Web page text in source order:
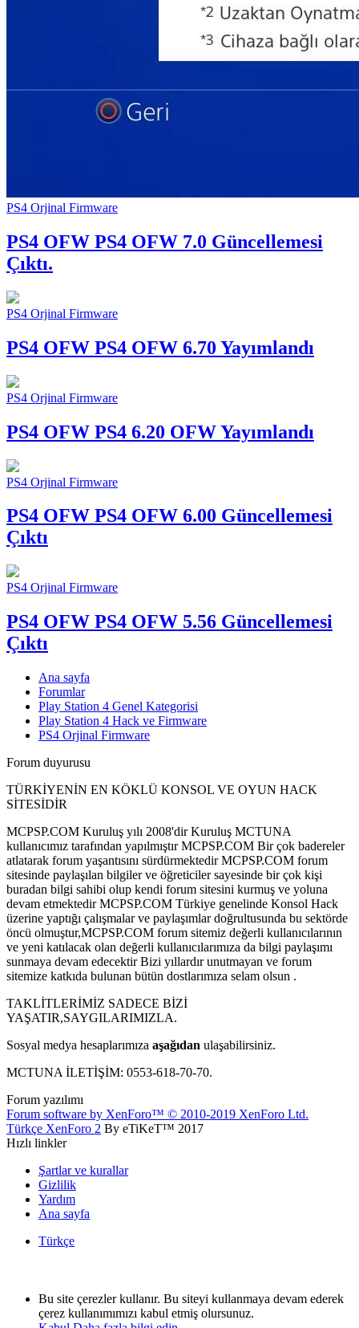
PS4 Orjinal Firmware
PS4 OFW PS4 OFW 7.0 Güncellemesi
Çıktı.
PS4 Orjinal Firmware
PS4 OFW PS4 OFW 6.70 Yayımlandı
PS4 Orjinal Firmware
PS4 OFW PS4 6.20 OFW Yayımlandı
PS4 Orjinal Firmware
PS4 OFW PS4 OFW 6.00 Güncellemesi
Çıktı
PS4 Orjinal Firmware
PS4 OFW PS4 OFW 5.56 Güncellemesi
Çıktı
Ana sayfa
Forumlar
Play Station 4 Genel Kategorisi
Play Station 4 Hack ve Firmware
PS4 Orjinal Firmware
Forum duyurusu
TÜRKİYENİN EN KÖKLÜ KONSOL VE OYUN HACK
SİTESİDİR
MCPSP.COM Kuruluş yılı 2008'dir Kuruluş MCTUNA
kullanıcımız tarafından yapılmıştır MCPSP.COM Bir çok badereler
atlatarak forum yaşantısını sürdürmektedir MCPSP.COM forum
sitesinde paylaşılan bilgiler ve öğreticiler sayesinde bir çok kişi
buradan bilgi sahibi olup kendi forum sitesini kurmuş ve yoluna
devam etmektedir MCPSP.COM Türkiye genelinde Konsol Hack
üzerine yaptığı çalışmalar ve paylaşımlar doğrultusunda bu sektörde
öncü olmuştur,MCPSP.COM forum sitemiz değerli kullanıcılarının
ve yeni katılacak olan değerli kullanıcılarımıza da bilgi paylaşımı
sunmaya devam edecektir Bizi yıllardır unutmayan ve forum
sitemize katkıda bulunan bütün dostlarımıza selam olsun .
TAKLİTLERİMİZ SADECE BİZİ
YAŞATIR,SAYGILARIMIZLA.
Sosyal medya hesaplarımıza aşağıdan ulaşabilirsiniz.
MCTUNA İLETİŞİM: 0553-618-70-70.
Forum yazılımı
Forum software by XenForo™ © 2010-2019 XenForo Ltd.
Türkçe XenForo 2 By eTiKeT™ 2017
Hızlı linkler
Şartlar ve kurallar
Gizlilik
Yardım
Ana sayfa
Türkçe
Bu site çerezler kullanır. Bu siteyi kullanmaya devam ederek
çerez kullanımımızı kabul etmiş olursunuz.